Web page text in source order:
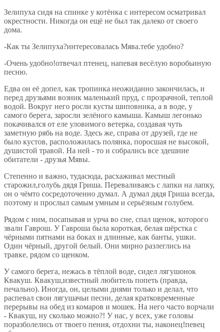
Зелипуха сидя на спинке у котёнка с интересом осматривал
окрестности. Никогда он ещё не был так далеко от своего
дома.
-Как ты Зелипуха?интересовалась Мява.тебе удобно?
-Очень удобно!отвечал птенец, напевая весёлую воробьиную
песню.
Едва он её допел, как тропинка неожиданно закончилась, и
перед друзьями возник маленький пруд, с прозрачной, теплой
водой. Вокруг него росли кусты шиповника, а в воде, у
самого берега, заросли зелёного камыша. Камыш легонько
покачивался от еле уловимого ветерка, создавая чуть
заметную рябь на воде. Здесь же, справа от друзей, где не
было кустов, расположилась полянка, поросшая не высокой,
душистой травой. На ней - то и собрались все здешние
обитатели - друзья Мявы.
Степенно и важно, тудасюда, расхаживал местный
старожил,голубь дядя Гриша. Переваливаясь с лапки на лапку,
он о чёмто сосредоточенно думал. А думал дядя Гриша всегда,
поэтому и прослыл самым умным и серьёзным голубем.
Рядом с ним, посапывая и урча во сне, спал щенок, которого
звали Гаврош. У Гавроша была короткая, белая шёрстка с
чёрными пятнами на боках и длинные, как банты, ушки.
Один чёрный, другой белый. Они мирно разлеглись на
травке, рядом со щенком.
У самого берега, нежась в тёплой воде, сидел лягушонок
Квакуш. Квакуш,известный любитель попеть (правда,
печально). Иногда, он, целыми днями только и делал, что
распевал свои лягушачьи песни, делая кратковременные
перерывы на обед из комаров и мошек. На него часто ворчали
- Квакуш, ну сколько можно?! У нас, у всех, уже головы
поразболелись от твоего пения, отдохни ты, наконец!певец